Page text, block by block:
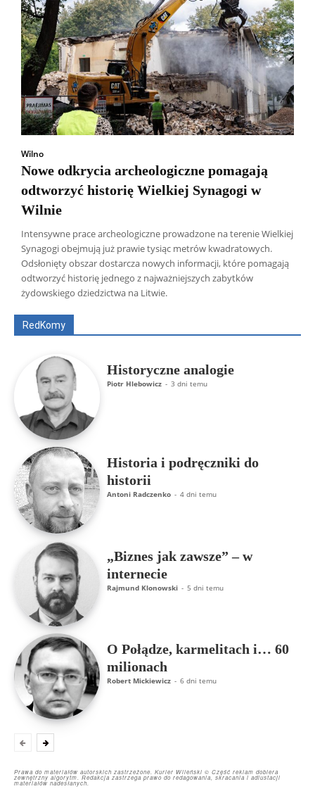
Wilno
Nowe odkrycia archeologiczne pomagają
odtworzyć historię Wielkiej Synagogi w
Wilnie
Intensywne prace archeologiczne prowadzone na terenie Wielkiej
Synagogi obejmują już prawie tysiąc metrów kwadratowych.
Odsłonięty obszar dostarcza nowych informacji, które pomagają
odtworzyć historię jednego z najważniejszych zabytków
żydowskiego dziedzictwa na Litwie.
RedKomy
Wszyscy Aleksander Borowik
Antoni Radczenko
Artur Płokszto
Grzegorz Górny
ks. Jarosław Wąsowicz SDB
Historyczne analogie
Piotr Hlebowicz - 3 dni temu
Historia i podręczniki do
historii
Antoni Radczenko - 4 dni temu
„Biznes jak zawsze” – w
internecie
Rajmund Klonowski - 5 dni temu
O Połądze, karmelitach i… 60
milionach
Robert Mickiewicz - 6 dni temu
Prawa do materiałów autorskich zastrzeżone. Kurier Wileński © Część reklam dobiera
zewnętrzny algorytm. Redakcja zastrzega prawo do redagowania, skracania i adiustacji
materiałów nadesłanych.